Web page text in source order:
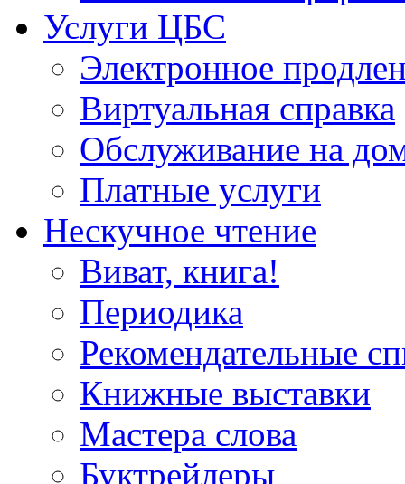
Услуги ЦБС
Электронное
Виртуальная справка
Обслуживание на
Платные услуги
Нескучное чтение
Виват, книга!
Периодика
Рекомендательные
Книжные выставки
Мастера слова
Буктрейлеры